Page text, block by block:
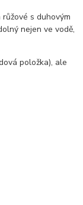
s duhovým
nejen ve vodě,
položka), ale